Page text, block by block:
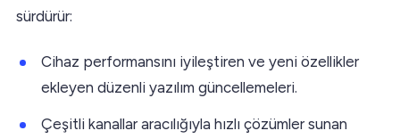
sürdürür:
Cihaz performansını iyileştiren ve yeni özellikler
ekleyen düzenli yazılım güncellemeleri.
Çeşitli kanallar aracılığıyla hızlı çözümler sunan